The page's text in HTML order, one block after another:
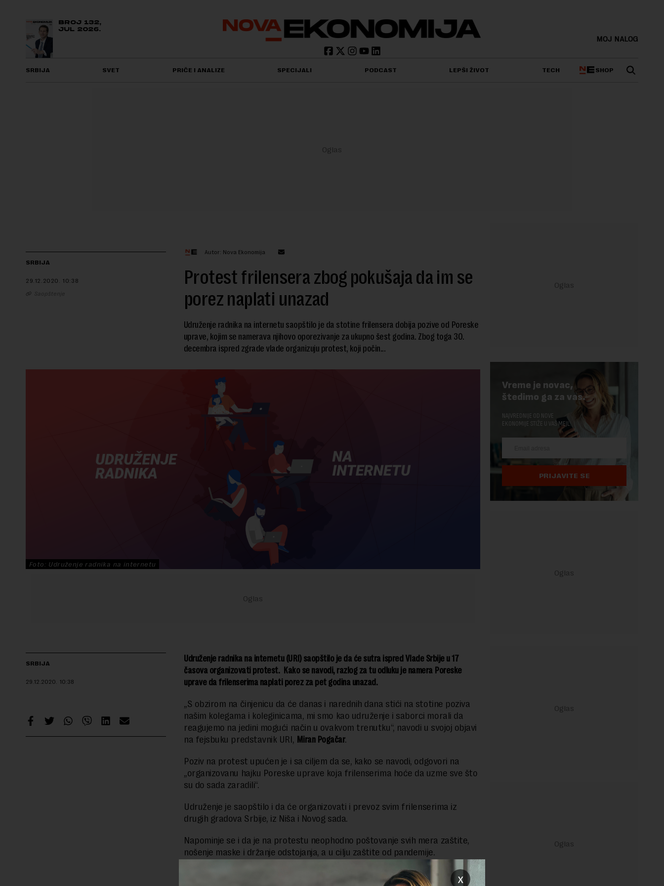
BROJ 132,
JUL 2026.
MOJ NALOG
SRBIJA SVET PRIČE I ANALIZE SPECIJALI PODCAST LEPŠI ŽIVOT TECH SHOP
SRBIJA
29.12.2020. 10:38
Saopštenje
Autor: Nova Ekonomija
Protest frilensera zbog pokušaja da im se
porez naplati unazad
Udruženje radnika na internetu saopštilo je da stotine frilensera dobija pozive od Poreske
uprave, kojim se namerava njihovo oporezivanje za ukupno šest godina. Zbog toga 30.
decembra ispred zgrade vlade organizuju protest, koji počin...
Foto: Udruženje radnika na internetu
SRBIJA
29.12.2020. 10:38
Udruženje radnika na internetu (URI) saopštilo je da će sutra ispred Vlade Srbije u 17
časova organizovati protest. Kako se navodi, razlog za tu odluku je namera Poreske
uprave da frilenserima naplati porez za pet godina unazad.
„S obzirom na činjenicu da će danas i narednih dana stići na stotine poziva
našim kolegama i koleginicama, mi smo kao udruženje i saborci morali da
reagujemo na jedini mogući način u ovakvom trenutku“, navodi u svojoj objavi
na fejsbuku predstavnik URI, Miran Pogačar.
Poziv na protest upućen je i sa ciljem da se, kako se navodi, odgovori na
„organizovanu hajku Poreske uprave koja frilenserima hoće da uzme sve što
su do sada zaradili“.
Udruženje je saopštilo i da će organizovati i prevoz svim frilenserima iz
drugih gradova Srbije, iz Niša i Novog sada.
Napominje se i da je na protestu neophodno poštovanje svih mera zaštite,
nošenje maske i držanje odstojanja, a u cilju zaštite od pandemije.
U Udruženju radnika na internetu kažu da se broj frilensera u Srbiji meri
Vreme je novac,
štedimo ga za vas.
NAJVREDNIJE OD NOVE
EKONOMIJE STIŽE U VAŠ MEJL.
PRIJAVITE SE
x